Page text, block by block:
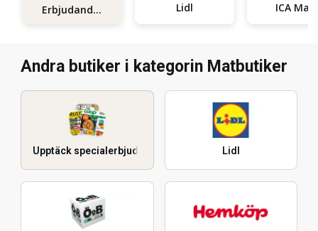
Erbjudanden Lidl ICA Maxi
Andra butiker i kategorin Matbutiker
Upptäck specialerbjudanden Lidl